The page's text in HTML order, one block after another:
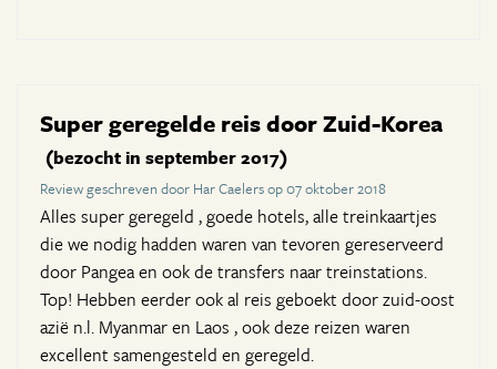
Super geregelde reis door Zuid-Korea
(bezocht in september 2017)
Review geschreven door Har Caelers op 07 oktober 2018
Alles super geregeld , goede hotels, alle treinkaartjes
die we nodig hadden waren van tevoren gereserveerd
door Pangea en ook de transfers naar treinstations.
Top! Hebben eerder ook al reis geboekt door zuid-oost
azië n.l. Myanmar en Laos , ook deze reizen waren
excellent samengesteld en geregeld.